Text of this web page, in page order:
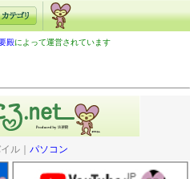
殿によって運営されています
ル｜ パソコン